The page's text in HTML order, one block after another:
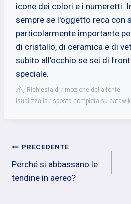
icone dei colori e i numeretti.
sempre se l'oggetto reca con
particolarmente importante
di cristallo, di ceramica e di
subito all'occhio se sei di
speciale.
Richiesta di rimozione della fonte
isualizza la risposta completa su
Navigazione
articoli
PRECEDENTE
Perché si abbassano le
tendine in aereo?